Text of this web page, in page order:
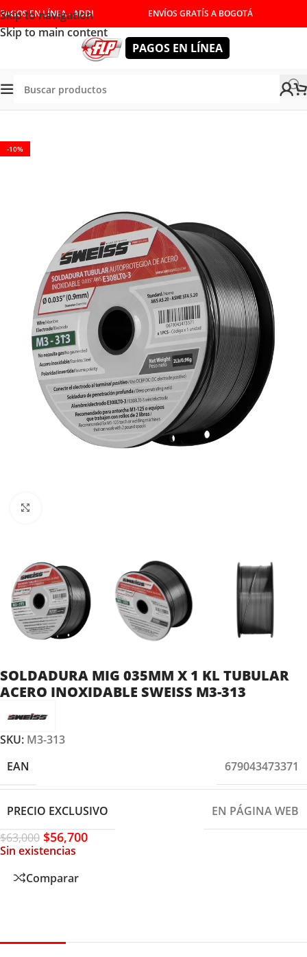
Skip to navigation
Skip to main content
PAGOS EN LÍNEA - ADDI ENVÍOS GRATÍS A BOGOTÁ
PAGOS EN LÍNEA
ACCESORIOS/CONSUMIBLES ROLLOS DE SOLDADURA
-10%
SOLDADURA MIG 035MM X 1 KL TUBULAR
ACERO INOXIDABLE SWEISS M3-313
SKU: M3-313
EAN
679043473371
PRECIO EXCLUSIVO
EN PÁGINA WEB
$63,000 $56,700
Sin existencias
Comparar